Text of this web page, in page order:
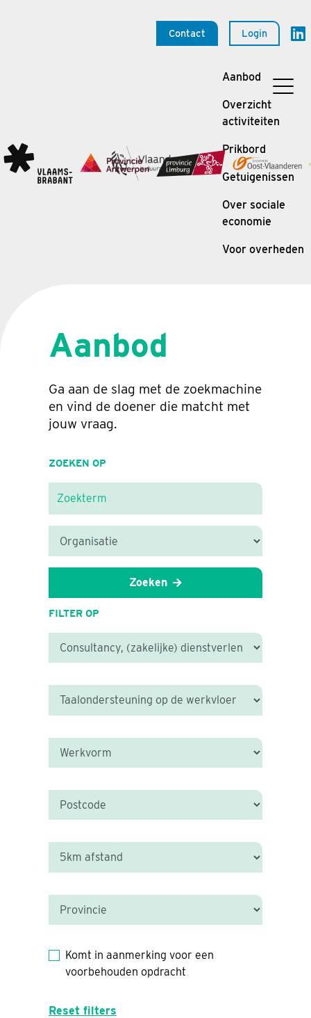
Contact Login
Aanbod
Overzicht
activiteiten
Prikbord
Getuigenissen
Over sociale
economie
Voor overheden
Aanbod
Ga aan de slag met de zoekmachine
en vind de doener die matcht met
jouw vraag.
ZOEKEN OP
Zoeken
FILTER OP
Komt in aanmerking voor een
voorbehouden opdracht
Reset filters